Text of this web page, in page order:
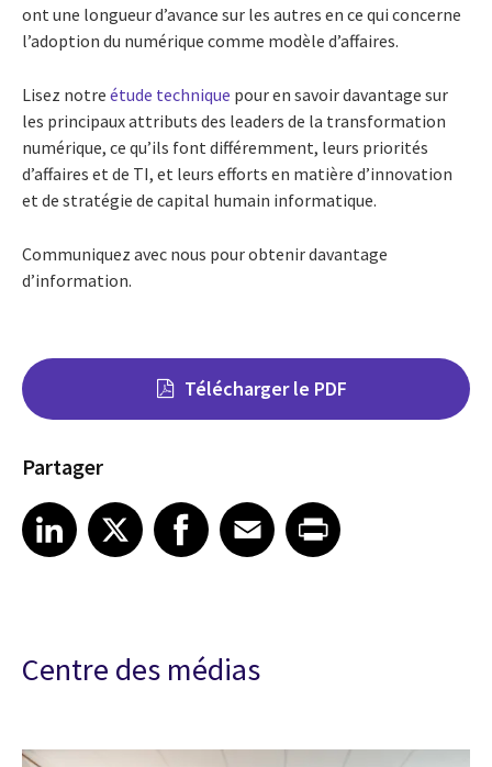
ont une longueur d’avance sur les autres en ce qui concerne
l’adoption du numérique comme modèle d’affaires.
Lisez notre étude technique pour en savoir davantage sur
les principaux attributs des leaders de la transformation
numérique, ce qu’ils font différemment, leurs priorités
d’affaires et de TI, et leurs efforts en matière d’innovation
et de stratégie de capital humain informatique.
Communiquez avec nous pour obtenir davantage
d’information.
Télécharger le PDF
Partager
Share on LinkedIn
LinkedIn
Share on X Share on FacebookFacebook
Share on EmailEmailShare on Print
Centre des médias